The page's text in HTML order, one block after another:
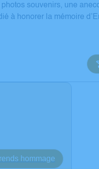
souvenirs, une
à honorer la mémoire
hommage